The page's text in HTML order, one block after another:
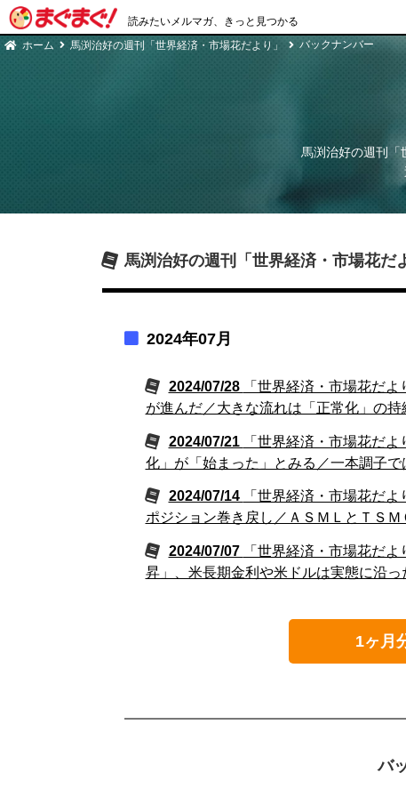
読みたいメルマガ、きっと見つかる
ホーム 馬渕治好の週刊「世界経済・市場花だより」 バックナンバー
馬渕治好の週刊「
馬渕治好の週刊「世界経済・市場花だ
2024年07月
2024/07/28
「世界経済・市場花だ
が進んだ／大きな流れは「正常化」の持
2024/07/21
「世界経済・市場花だ
化」が「始まった」とみる／一本調子
2024/07/14
「世界経済・市場花だ
ポジション巻き戻し／ＡＳＭＬとＴＳ
2024/07/07
「世界経済・市場花だ
昇」、米長期金利や米ドルは実態に沿
1ヶ月
バ